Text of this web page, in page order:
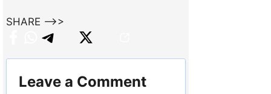
SHARE -->>
Leave a Comment